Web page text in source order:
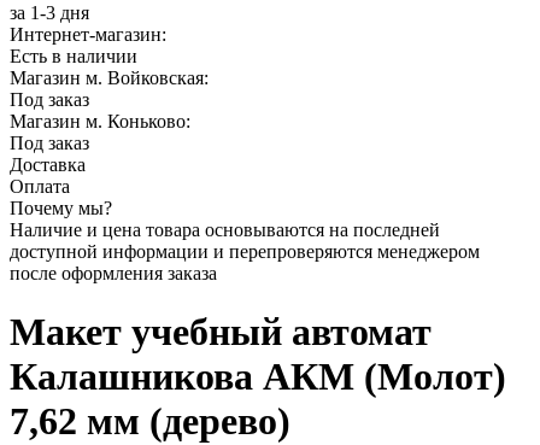
за 1-3 дня
Интернет-магазин:
Есть в наличии
Магазин м. Войковская:
Под заказ
Магазин м. Коньково:
Под заказ
Доставка
Оплата
Почему мы?
Наличие и цена товара основываются на последней
доступной информации и перепроверяются менеджером
после оформления заказа
Макет учебный автомат
Калашникова АКМ (Молот)
7,62 мм (дерево)